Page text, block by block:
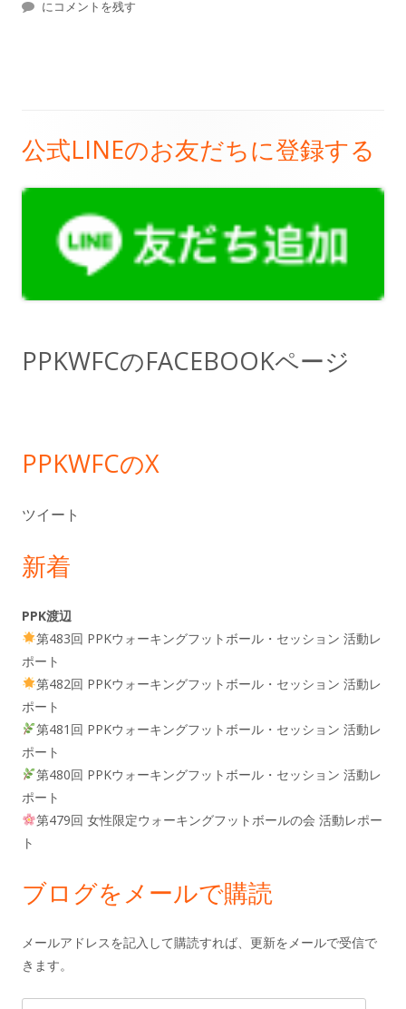
【ウイクラまたもやスーパースターEXからの降格】
にコメントを残す
メ
イ
イ
ド
公式LINEのお友だちに登録する
PPKWFCのFACEBOOKページ
PPKWFCのX
ツイート
新着
PPK渡辺
第483回 PPKウォーキングフットボール・セッション 活動レ
ポート
第482回 PPKウォーキングフットボール・セッション 活動レ
ポート
第481回 PPKウォーキングフットボール・セッション 活動レ
ポート
第480回 PPKウォーキングフットボール・セッション 活動レ
ポート
第479回 女性限定ウォーキングフットボールの会 活動レポー
ト
ブログをメールで購読
メールアドレスを記入して購読すれば、更新をメールで受信で
きます。